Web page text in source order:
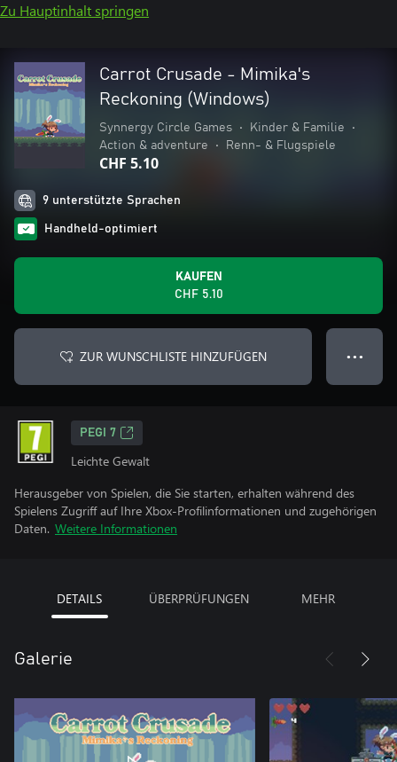
Zu Hauptinhalt springen
Carrot Crusade - Mimika's
Reckoning (Windows)
Synnergy Circle Games • Kinder & Familie
•
Action & adventure
• Renn- & Flugspiele
CHF 5.10
9 unterstützte Sprachen
Handheld-optimiert
KAUFEN
CHF 5.10
ZUR WUNSCHLISTE HINZUFÜGEN ● ● ●
PEGI 7
Leichte Gewalt
Herausgeber von Spielen, die Sie starten, erhalten während des
Spielens Zugriff auf Ihre Xbox-Profilinformationen und zugehörigen
Daten. Weitere Informationen
DETAILS ÜBERPRÜFUNGEN MEHR
Galerie